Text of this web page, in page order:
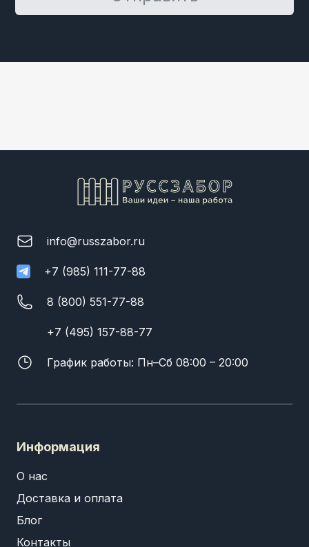
info@russzabor.ru
+7 (985) 111-77-88
8 (800) 551-77-88
+7 (495) 157-88-77
График работы: Пн–Сб 08:00 – 20:00
Информация
О нас
Доставка и оплата
Блог
Контакты